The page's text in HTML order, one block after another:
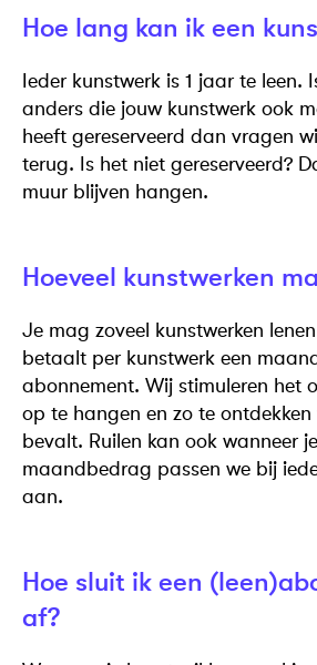
Hoe lang kan ik een
Ieder kunstwerk is 1 jaar te leen.
anders die jouw kunstwerk ook
heeft gereserveerd dan vragen
terug. Is het niet gereserveerd?
muur blijven hangen.
Hoeveel kunstwerken
Je mag zoveel kunstwerken
betaalt per kunstwerk een
abonnement. Wij stimuleren het
op te hangen en zo te
bevalt. Ruilen kan ook wanneer
maandbedrag passen we bij
aan.
Hoe sluit ik een
af?